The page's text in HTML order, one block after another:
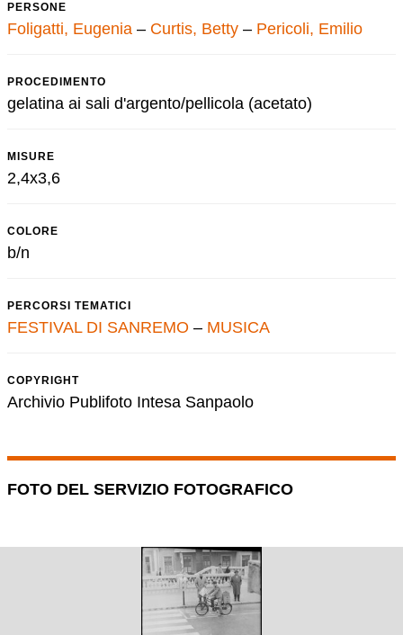
PERSONE
Foligatti, Eugenia – Curtis, Betty – Pericoli, Emilio
PROCEDIMENTO
gelatina ai sali d'argento/pellicola (acetato)
MISURE
2,4x3,6
COLORE
b/n
PERCORSI TEMATICI
FESTIVAL DI SANREMO – MUSICA
COPYRIGHT
Archivio Publifoto Intesa Sanpaolo
FOTO DEL SERVIZIO FOTOGRAFICO